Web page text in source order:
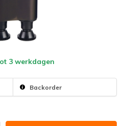
3 werkdagen
Backorder